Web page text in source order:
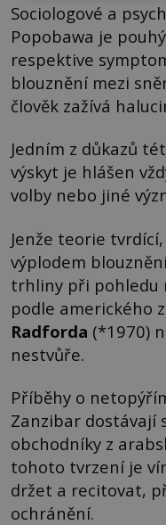
Sociologové a
Popobawa je
respektive
blouznění mezi
člověk zažívá
Jedním z důkazů
výskyt je hlášen
volby nebo jiné
Jenže teorie
výplodem
trhliny při pohledu
podle amerického
Radforda (*1970)
nestvůře.
Příběhy o
Zanzibar dostávají
obchodníky z
tohoto tvrzení je
držet a recitovat,
ochránění.